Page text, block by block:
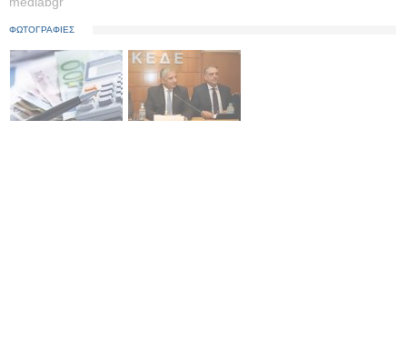
ΦΩΤΟΓΡΑΦΙΕΣ